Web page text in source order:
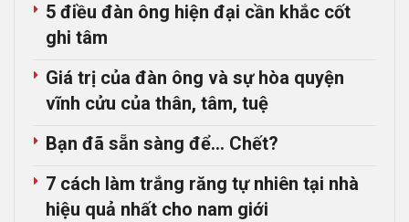
5 điều đàn ông hiện đại cần khắc cốt
ghi tâm
Giá trị của đàn ông và sự hòa quyện
vĩnh cửu của thân, tâm, tuệ
Bạn đã sẵn sàng để… Chết?
7 cách làm trắng răng tự nhiên tại nhà
hiệu quả nhất cho nam giới